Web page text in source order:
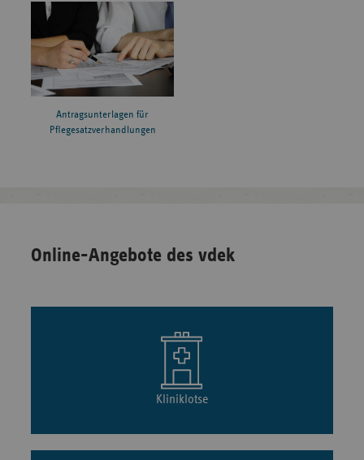
Antragsunterlagen für
Pflegesatzverhandlungen
Online-Angebote des vdek
Kliniklotse